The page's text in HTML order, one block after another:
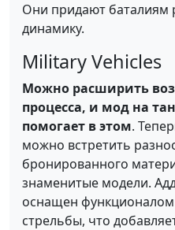
Они придают баталиям
динамику.
Military Vehicles
Можно расширить
процесса, и мод на
помогает в этом.
можно встретить
бронированного
знаменитые модели.
оснащен
стрельбы, что